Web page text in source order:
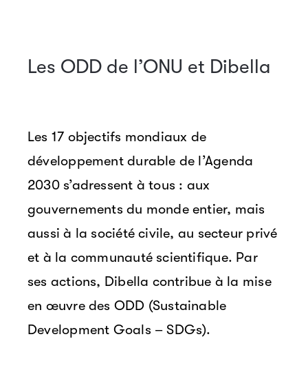
Les ODD de l’ONU et Dibella
Les 17 objectifs mondiaux de
développement durable de l’Agenda
2030 s’adressent à tous : aux
gouvernements du monde entier, mais
aussi à la société civile, au secteur privé
et à la communauté scientifique. Par
ses actions, Dibella contribue à la mise
en œuvre des ODD (Sustainable
Development Goals – SDGs).